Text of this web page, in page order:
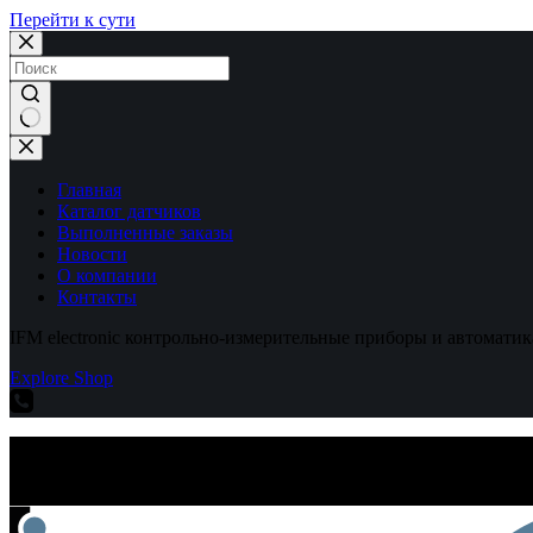
Перейти к сути
Ничего
не
найденоГлавная
Каталог датчиков
Выполненные заказы
Новости
О компании
Контакты
IFM electronic контрольно-измерительные приборы и
Explore Shop